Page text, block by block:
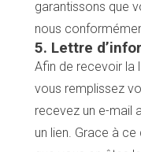
garantissons que
nous
5. Lettre
Afin de recevoir la
vous remplissez
recevez un e-mail
un lien. Grace à ce